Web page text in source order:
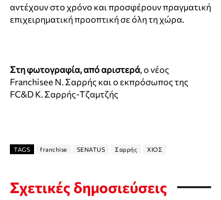
αντέχουν στο χρόνο και προσφέρουν πραγματική
επιχειρηματική προοπτική σε όλη τη χώρα.
Στη φωτογραφία, από αριστερά, ο νέος
Franchisee Ν. Σαρρής και ο εκπρόσωπος της
FC&D Κ. Σαρρής-Τζαμτζής
TAGS franchise SENATUS Σαρρής ΧΙΟΣ
Σχετικές δημοσιεύσεις